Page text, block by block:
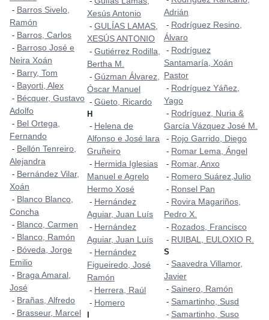
- Barros Sivelo,
Ramón
- Barros, Carlos
- Barroso José e
Neira Xoán
- Barry, Tom
- Bayorti, Alex
- Bécquer, Gustavo
Adolfo
- Bel Ortega,
Fernando
- Bellón Tenreiro,
Alejandra
- Bernández Vilar,
Xoán
- Blanco Blanco,
Concha
- Blanco, Carmen
- Blanco, Ramón
- Bóveda, Jorge
Emilio
- Braga Amaral,
José
- Brañas, Alfredo
- Brasseur, Marcel
Xesús Antonio
- GULÍAS LAMAS,
XESÚS ANTONIO
- Gutiérrez Rodilla,
Bertha M.
- Gúzman Álvarez,
Óscar Manuel
- Güeto, Ricardo
H
- Helena de
Alfonso e José lara
Gruñeiro
- Hermida Iglesias
Manuel e Agrelo
Hermo Xosé
- Hernández
Aguiar, Juan Luís
- Hernández
Aguiar, Juan Luís
- Hernández
Figueiredo, José
Ramón
- Herrera, Raúl
- Homero
Adrián
- Rodríguez Resino,
Álvaro
- Rodríguez
Santamaría, Xoán
Pastor
- Rodríguez Yáñez,
Yago
- Rodríguez, Nuria &
García Vázquez José M.
- Rojo Garrido, Diego
- Romar Lema, Ángel
- Romar, Anxo
- Romero Suárez,Julio
- Ronsel Pan
- Rovira Magariños,
Pedro X.
- Rozados, Francisco
- RUIBAL, EULOXIO R.
S
- Saavedra Villamor,
Javier
- Sainero, Ramón
- Samartinho, Susd
- Samartinho, Suso